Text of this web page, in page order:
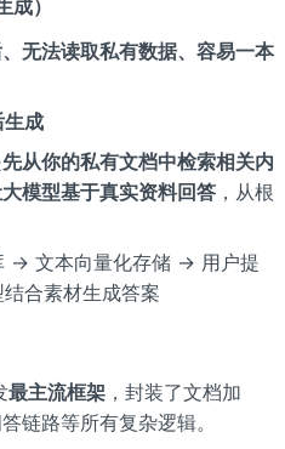
）
无法读取私有数据、容易一本
生成
先从你的私有文档中检索相关内
模型基于真实资料回答，从根
→ 文本向量化存储 → 用户提
合素材生成答案
最主流框架，封装了文档加
链路等所有复杂逻辑。